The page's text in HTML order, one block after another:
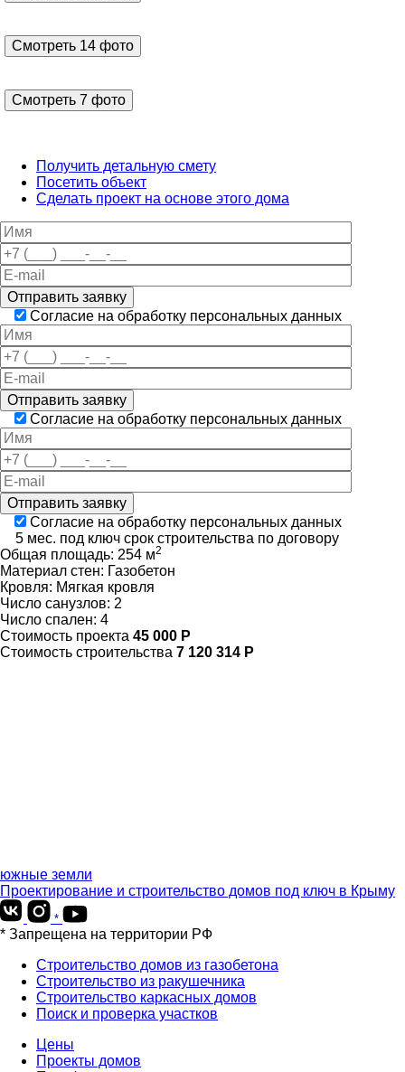
Смотреть 14 фото
Смотреть 7 фото
Получить детальную смету
Посетить объект
Сделать проект на основе этого дома
Отправить заявку
Согласие на обработку персональных данных
Отправить заявку
Согласие на обработку персональных данных
Отправить заявку
Согласие на обработку персональных данных
5 мес. под ключ срок строительства по договору
Общая площадь: 254 м2
Материал стен: Газобетон
Кровля: Мягкая кровля
Число санузлов: 2
Число спален: 4
Стоимость проекта 45 000 Р
Стоимость строительства 7 120 314 Р
южные земли
Проектирование и строительство домов под ключ в Крыму
*
* Запрещена на территории РФ
Строительство домов из газобетона
Строительство из ракушечника
Строительство каркасных домов
Поиск и проверка участков
Цены
Проекты домов